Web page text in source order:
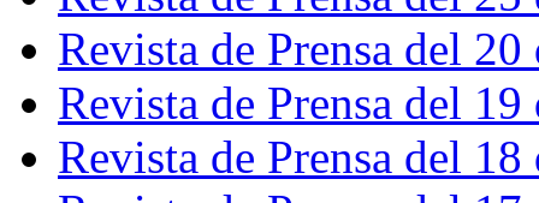
Revista de Prensa del
Revista de Prensa del
Revista de Prensa del